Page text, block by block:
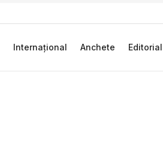
Internațional Anchete Editorial